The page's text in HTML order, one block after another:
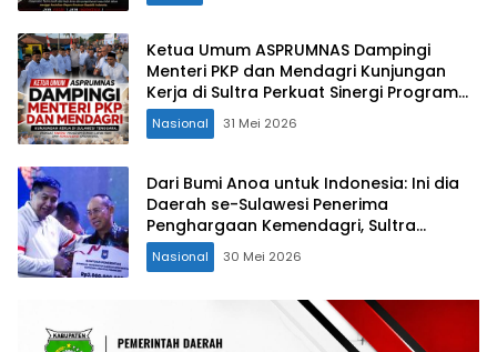
Ketua Umum ASPRUMNAS Dampingi
Menteri PKP dan Mendagri Kunjungan
Kerja di Sultra Perkuat Sinergi Program
Rumah Layak Huni dan Konsolidasi
Organisasi
Nasional 31 Mei 2026
Dari Bumi Anoa untuk Indonesia: Ini dia
Daerah se-Sulawesi Penerima
Penghargaan Kemendagri, Sultra
Kategori Ke-II
Nasional 30 Mei 2026